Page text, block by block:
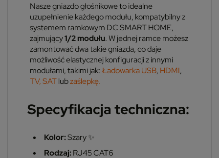
Nasze gniazdo głośnikowe to idealne
uzupełnienie każdego modułu, kompatybilny z
systemem ramkowym DC SMART HOME,
zajmujący1/2 modułu. W jednej ramce możesz
zamontować dwa takie gniazda, co daje
możliwość elastycznej konfiguracji z innymi
modułami, takimi jak:Ładowarka USB, HDMI,
TV,SATlubzaślepkę.
Specyfikacja techniczna:
Kolor:Szary ✨
Rodzaj: RJ45 CAT6